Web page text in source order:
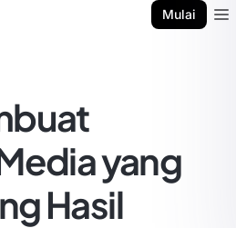
Mulai
yang
Hasil